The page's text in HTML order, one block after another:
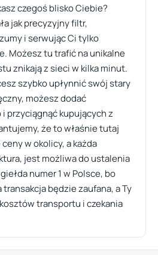
czegoś blisko Ciebie?
jak precyzyjny filtr,
i serwując Ci tylko
Możesz tu trafić na unikalne
znikają z sieci w kilka minut.
szybko upłynnić swój stary
możesz dodać
i przyciągnąć kupujących z
że to właśnie tutaj
w okolicy, a każda
jest możliwa do ustalenia
numer 1 w Polsce, bo
będzie zaufana, a Ty
transportu i czekania